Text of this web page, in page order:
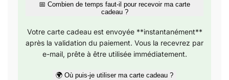
📅 Combien de temps faut-il pour recevoir ma carte
cadeau ?
Votre carte cadeau est envoyée **instantanément**
après la validation du paiement. Vous la recevrez par
e-mail, prête à être utilisée immédiatement.
🌍 Où puis-je utiliser ma carte cadeau ?